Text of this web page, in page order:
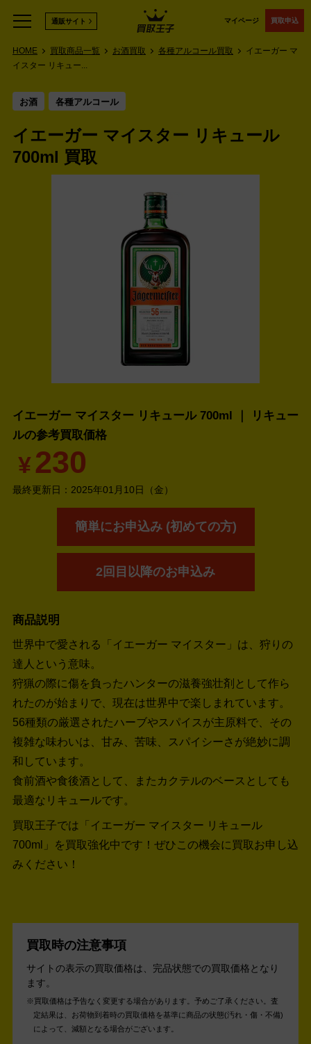
マイページ 買取申込
通販サイト
HOME 買取商品一覧 お酒買取 各種アルコール買取
イエーガー マ
イスター リキュー...
お酒 各種アルコール
イエーガー マイスター リキュール
700ml 買取
イエーガー マイスター リキュール 700ml ｜ リキュー
ルの参考買取価格
¥230
最終更新日： 2025年01月10日（金）
簡単にお申込み (初めての方)
2回目以降のお申込み
商品説明
世界中で愛される「イエーガー マイスター」は、狩りの
達人という意味。
狩猟の際に傷を負ったハンターの滋養強壮剤として作ら
れたのが始まりで、現在は世界中で楽しまれています。
56種類の厳選されたハーブやスパイスが主原料で、その
複雑な味わいは、甘み、苦味、スパイシーさが絶妙に調
和しています。
食前酒や食後酒として、またカクテルのベースとしても
最適なリキュールです。
買取王子では「イエーガー マイスター リキュール
700ml」を買取強化中です！ ぜひこの機会に買取お申し込
みください！
買取時の注意事項
サイトの表示の買取価格は、完品状態での買取価格となり
ます。
買取価格は予告なく変更する場合があります。予めご了承ください。 査
定結果は、お荷物到着時の買取価格を基準に商品の状態(汚れ・傷・不備)
によって、減額となる場合がございます。